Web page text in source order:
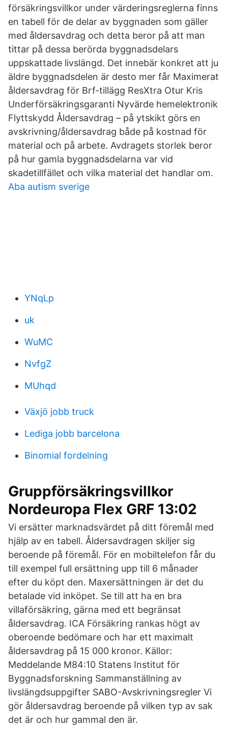
försäkringsvillkor under värderingsreglerna finns
en tabell för de delar av byggnaden som gäller
med åldersavdrag och detta beror på att man
tittar på dessa berörda byggnadsdelars
uppskattade livslängd. Det innebär konkret att ju
äldre byggnadsdelen är desto mer får Maximerat
åldersavdrag för Brf-tillägg ResXtra Otur Kris
Underförsäkringsgaranti Nyvärde hemelektronik
Flyttskydd Åldersavdrag – på ytskikt görs en
avskrivning/åldersavdrag både på kostnad för
material och på arbete. Avdragets storlek beror
på hur gamla byggnadsdelarna var vid
skadetillfället och vilka material det handlar om.
Aba autism sverige
YNqLp
uk
WuMC
NvfgZ
MUhqd
Växjö jobb truck
Lediga jobb barcelona
Binomial fordelning
Gruppförsäkringsvillkor
Nordeuropa Flex GRF 13:02
Vi ersätter marknadsvärdet på ditt föremål med
hjälp av en tabell. Åldersavdragen skiljer sig
beroende på föremål. För en mobiltelefon får du
till exempel full ersättning upp till 6 månader
efter du köpt den. Maxersättningen är det du
betalade vid inköpet. Se till att ha en bra
villaförsäkring, gärna med ett begränsat
åldersavdrag. ICA Försäkring rankas högt av
oberoende bedömare och har ett maximalt
åldersavdrag på 15 000 kronor. Källor:
Meddelande M84:10 Statens Institut för
Byggnadsforskning Sammanställning av
livslängdsuppgifter SABO-Avskrivningsregler Vi
gör åldersavdrag beroende på vilken typ av sak
det är och hur gammal den är.